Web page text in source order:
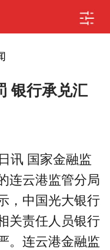
银行承兑汇
讯 国家金融监
连云港监管分局
，中国光大银行
关责任人员银行
。连云港金融监